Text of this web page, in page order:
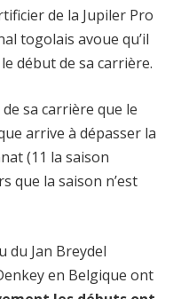
de la Jupiler Pro
togolais avoue qu’il
début de sa carrière.
sa carrière que le
arrive à dépasser la
(11 la saison
que la saison n’est
du Jan Breydel
en Belgique ont